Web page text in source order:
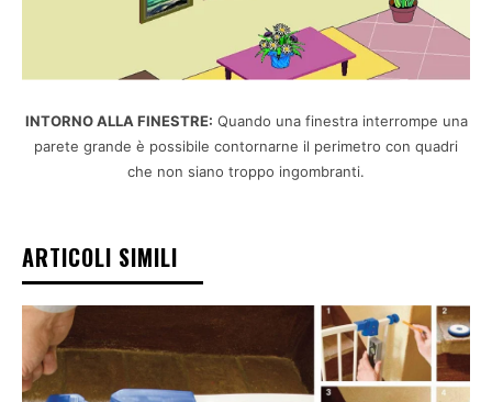
INTORNO ALLA FINESTRE: Quando una finestra interrompe una
parete grande è possibile contornarne il perimetro con quadri
che non siano troppo ingombranti.
ARTICOLI SIMILI